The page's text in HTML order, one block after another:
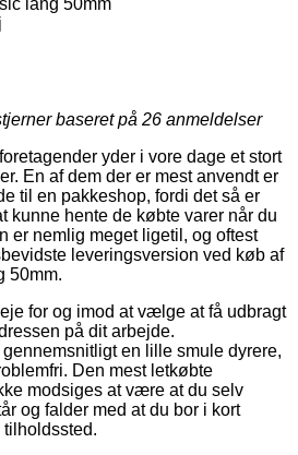
baseret på 26 anmeldelser
yder i vore dage et stort
En af dem der er mest anvendt er
til en pakkeshop, fordi det så er
kunne hente de købte varer når du
er nemlig meget ligetil, og oftest
leveringsversion ved køb af
50mm.
for og imod at vælge at få udbragt
på dit arbejde.
en lille smule dyrere,
Den mest letkøbte
modsiges at være at du selv
og falder med at du bor i kort